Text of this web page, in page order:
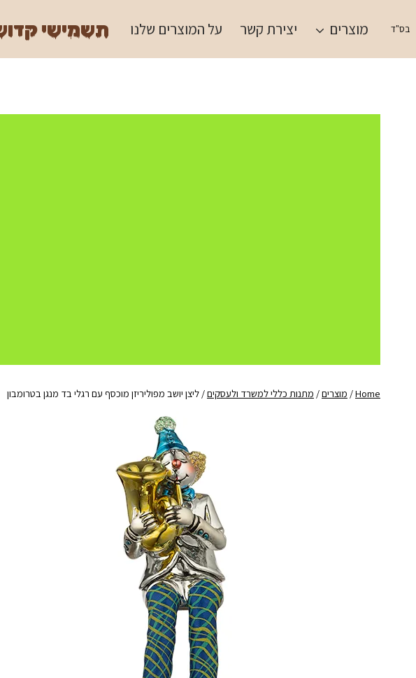
toבס"ד מוצרים יצירת קשר על המוצרים שלנו תשמישי
Home
/ מוצרים/ מתנות כללי למשרד ולעסקים/ ליצן יושב מפוליריזן מוכסף עם רגלי בד מנגן בטרומבון